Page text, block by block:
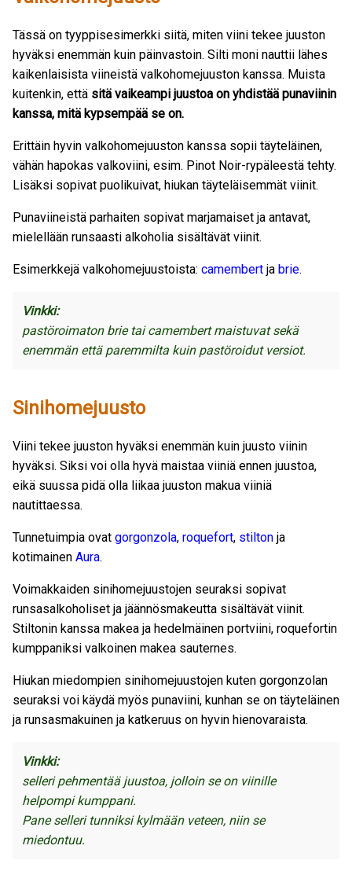
Tässä on tyyppisesimerkki siitä, miten viini tekee juuston
hyväksi enemmän kuin päinvastoin. Silti moni nauttii lähes
kaikenlaisista viineistä valkohomejuuston kanssa. Muista
kuitenkin, että sitä vaikeampi juustoa on yhdistää punaviinin
kanssa, mitä kypsempää se on.
Erittäin hyvin valkohomejuuston kanssa sopii täyteläinen,
vähän hapokas valkoviini, esim. Pinot Noir-rypäleestä tehty.
Lisäksi sopivat puolikuivat, hiukan täyteläisemmät viinit.
Punaviineistä parhaiten sopivat marjamaiset ja antavat,
mielellään runsaasti alkoholia sisältävät viinit.
Esimerkkejä valkohomejuustoista: camembert ja brie.
Vinkki:
pastöroimaton brie tai camembert maistuvat sekä
enemmän että paremmilta kuin pastöroidut versiot.
Sinihomejuusto
Viini tekee juuston hyväksi enemmän kuin juusto viinin
hyväksi. Siksi voi olla hyvä maistaa viiniä ennen juustoa,
eikä suussa pidä olla liikaa juuston makua viiniä
nautittaessa.
Tunnetuimpia ovat gorgonzola, roquefort, stilton ja
kotimainen Aura.
Voimakkaiden sinihomejuustojen seuraksi sopivat
runsasalkoholiset ja jäännösmakeutta sisältävät viinit.
Stiltonin kanssa makea ja hedelmäinen portviini, roquefortin
kumppaniksi valkoinen makea sauternes.
Hiukan miedompien sinihomejuustojen kuten gorgonzolan
seuraksi voi käydä myös punaviini, kunhan se on täyteläinen
ja runsasmakuinen ja katkeruus on hyvin hienovaraista.
Vinkki:
selleri pehmentää juustoa, jolloin se on viinille
helpompi kumppani.
Pane selleri tunniksi kylmään veteen, niin se
miedontuu.